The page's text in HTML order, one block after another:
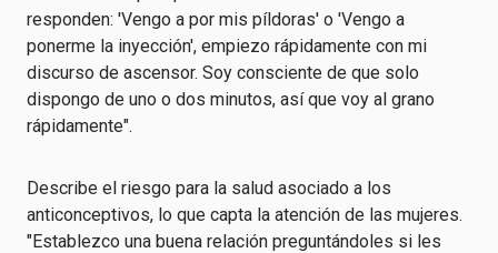
responden: 'Vengo a por mis píldoras' o 'Vengo a
ponerme la inyección', empiezo rápidamente con mi
discurso de ascensor. Soy consciente de que solo
dispongo de uno o dos minutos, así que voy al grano
rápidamente".
Describe el riesgo para la salud asociado a los
anticonceptivos, lo que capta la atención de las mujeres.
"Establezco una buena relación preguntándoles si les